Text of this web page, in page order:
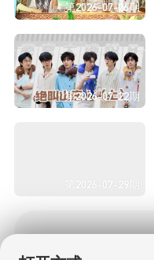
第2026-07-26期
第2026-07-22期
第2026-07-29期